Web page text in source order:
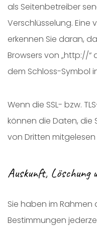
als Seitenbetreiber
Verschlüsselung. Eine
erkennen Sie daran,
Browsers von „http://
dem Schloss-Symbol
Wenn die SSL- bzw.
können die Daten, die
von Dritten
Auskunft, Löschung
Sie haben im
Bestimmungen